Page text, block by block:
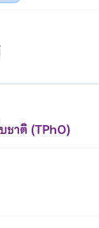
าติ (TPhO)